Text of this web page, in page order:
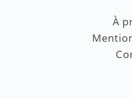
À